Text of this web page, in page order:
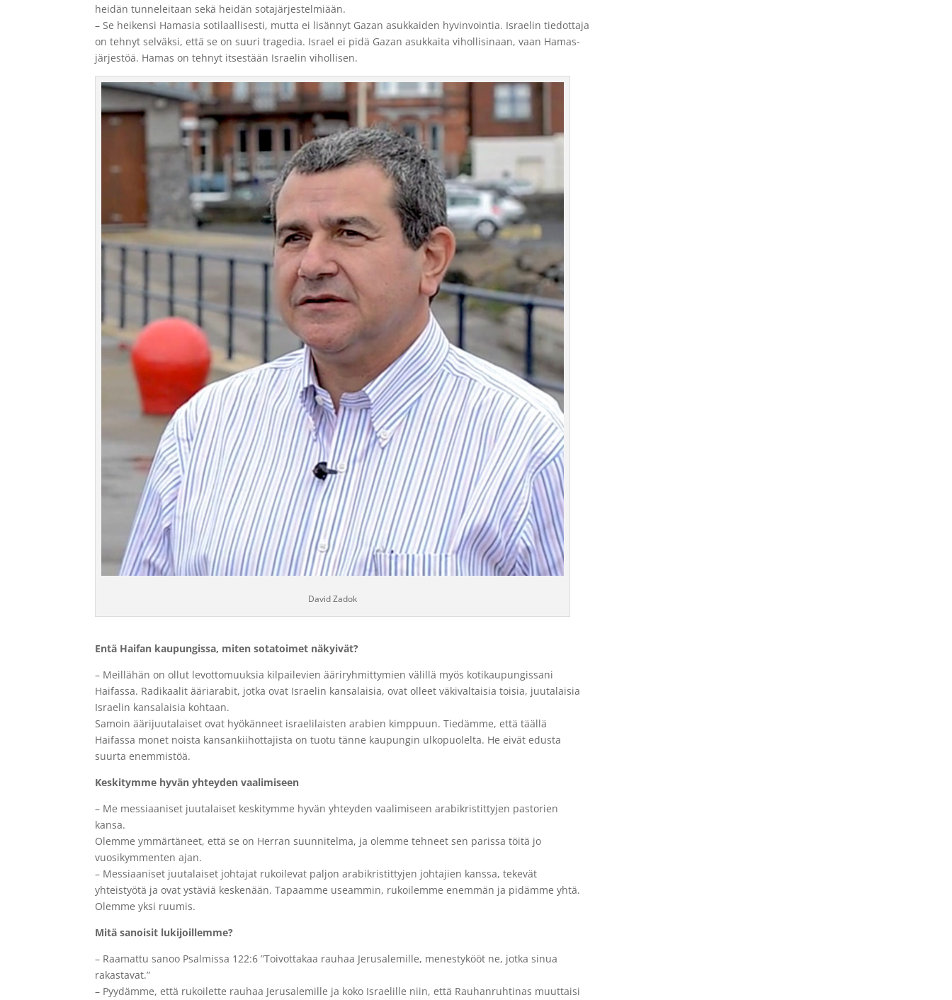
heidän tunneleitaan sekä heidän sotajärjestelmiään.
– Se heikensi Hamasia sotilaallisesti, mutta ei lisännyt Gazan asukkaiden hyvinvointia. Israelin tiedottaja
on tehnyt selväksi, että se on suuri tragedia. Israel ei pidä Gazan asukkaita vihollisinaan, vaan Hamas-
järjestöä. Hamas on tehnyt itsestään Israelin vihollisen.
David Zadok
Entä Haifan kaupungissa, miten sotatoimet näkyivät?
– Meillähän on ollut levottomuuksia kilpailevien ääriryhmittymien välillä myös kotikaupungissani
Haifassa. Radikaalit ääriarabit, jotka ovat Israelin kansalaisia, ovat olleet väkivaltaisia toisia, juutalaisia
Israelin kansalaisia kohtaan.
Samoin äärijuutalaiset ovat hyökänneet israelilaisten arabien kimppuun. Tiedämme, että täällä
Haifassa monet noista kansankiihottajista on tuotu tänne kaupungin ulkopuolelta. He eivät edusta
suurta enemmistöä.
Keskitymme hyvän yhteyden vaalimiseen
– Me messiaaniset juutalaiset keskitymme hyvän yhteyden vaalimiseen arabikristittyjen pastorien
kansa.
Olemme ymmärtäneet, että se on Herran suunnitelma, ja olemme tehneet sen parissa töitä jo
vuosikymmenten ajan.
– Messiaaniset juutalaiset johtajat rukoilevat paljon arabikristittyjen johtajien kanssa, tekevät
yhteistyötä ja ovat ystäviä keskenään. Tapaamme useammin, rukoilemme enemmän ja pidämme yhtä.
Olemme yksi ruumis.
Mitä sanoisit lukijoillemme?
– Raamattu sanoo Psalmissa 122:6 ”Toivottakaa rauhaa Jerusalemille, menestykööt ne, jotka sinua
rakastavat.”
– Pyydämme, että rukoilette rauhaa Jerusalemille ja koko Israelille niin, että Rauhanruhtinas muuttaisi